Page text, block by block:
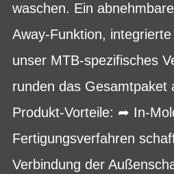
waschen. Ein
Away-Funktion,
unser MTB-spezifisches
runden das Gesamtpaket
Produkt-Vorteile: ➦ In-
Fertigungsverfahren
Verbindung der